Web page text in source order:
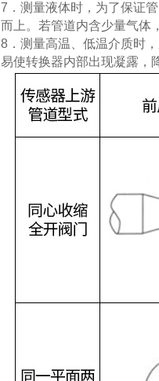
7．测量液体时，为了保证
而上。若管道内含少量气体
8．测量高温、低温介质时
易使转换器内部出现凝露